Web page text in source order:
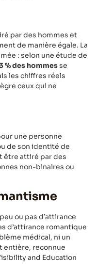
par des hommes et
de manière égale. La
: selon une étude de
% des hommesse
les chiffres réels
ceux qui ne
une personne
de son identité de
être attiré par des
non-binaires ou
ou pas d’attirance
d’attirance romantique
médical, ni un
entière, reconnue
and Education